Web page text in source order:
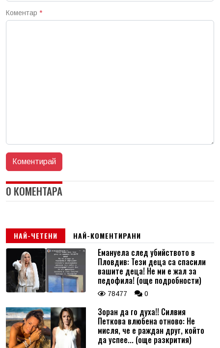
Коментар *
0 КОМЕНТАРА
НАЙ-ЧЕТЕНИ НАЙ-КОМЕНТИРАНИ
Емануела след убийството в
Пловдив: Тези деца са спасили
вашите деца! Не ми е жал за
педофила! (още подробности)
78477 0
Зоран да го духа!! Силвия
Петкова влюбена отново: Не
мисля, че е раждан друг, който
да успее... (още разкрития)